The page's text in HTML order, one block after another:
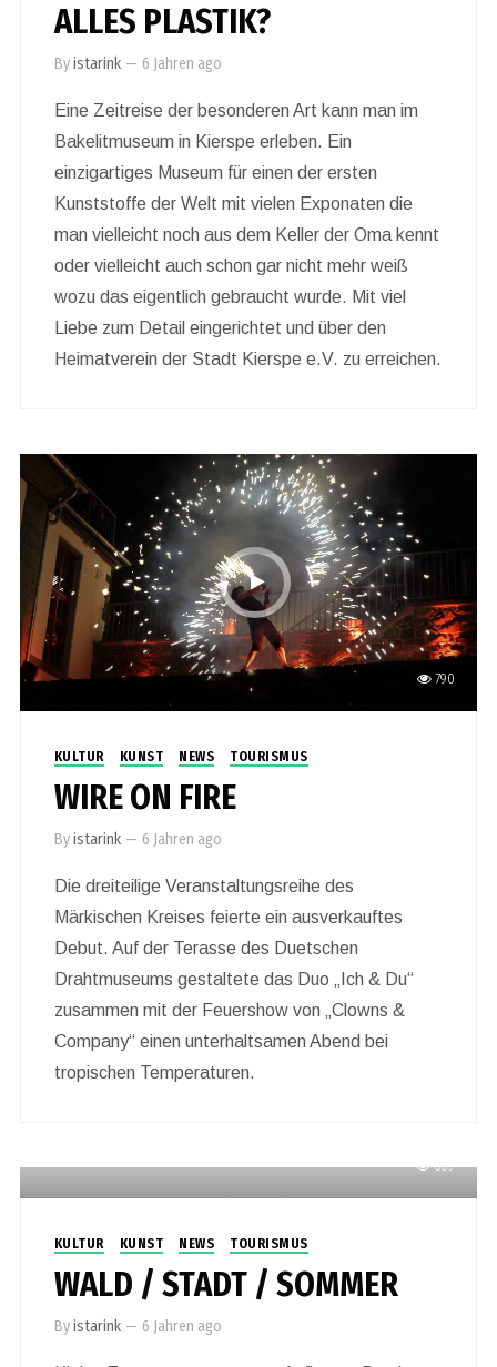
ALLES PLASTIK?
Byistarink — 6 Jahren ago
Eine Zeitreise der besonderen Art kann man im
Bakelitmuseum in Kierspe erleben. Ein
einzigartiges Museum für einen der ersten
Kunststoffe der Welt mit vielen Exponaten die
man vielleicht noch aus dem Keller der Oma kennt
oder vielleicht auch schon gar nicht mehr weiß
wozu das eigentlich gebraucht wurde. Mit viel
Liebe zum Detail eingerichtet und über den
Heimatverein der Stadt Kierspe e.V. zu erreichen.
790
KULTUR KUNST NEWS TOURISMUS
WIRE ON FIRE
Byistarink — 6 Jahren ago
Die dreiteilige Veranstaltungsreihe des
Märkischen Kreises feierte ein ausverkauftes
Debut. Auf der Terasse des Duetschen
Drahtmuseums gestaltete das Duo „Ich & Du“
zusammen mit der Feuershow von „Clowns &
Company“ einen unterhaltsamen Abend bei
tropischen Temperaturen.
689
KULTUR KUNST NEWS TOURISMUS
WALD / STADT / SOMMER
Byistarink — 6 Jahren ago